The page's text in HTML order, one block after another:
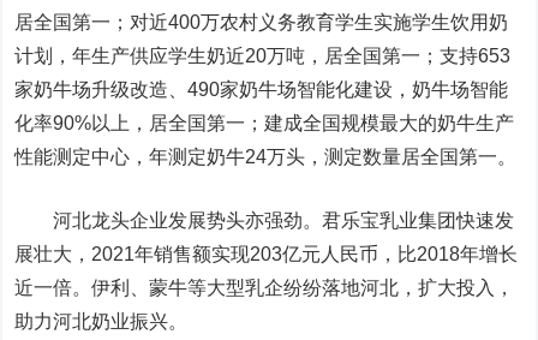
居全国第一；对近400万农村义务教育学生实施学生饮用奶
计划，年生产供应学生奶近20万吨，居全国第一；支持653
家奶牛场升级改造、490家奶牛场智能化建设，奶牛场智能
化率90%以上，居全国第一；建成全国规模最大的奶牛生产
性能测定中心，年测定奶牛24万头，测定数量居全国第一。
河北龙头企业发展势头亦强劲。君乐宝乳业集团快速发
展壮大，2021年销售额实现203亿元人民币，比2018年增长
近一倍。伊利、蒙牛等大型乳企纷纷落地河北，扩大投入，
助力河北奶业振兴。